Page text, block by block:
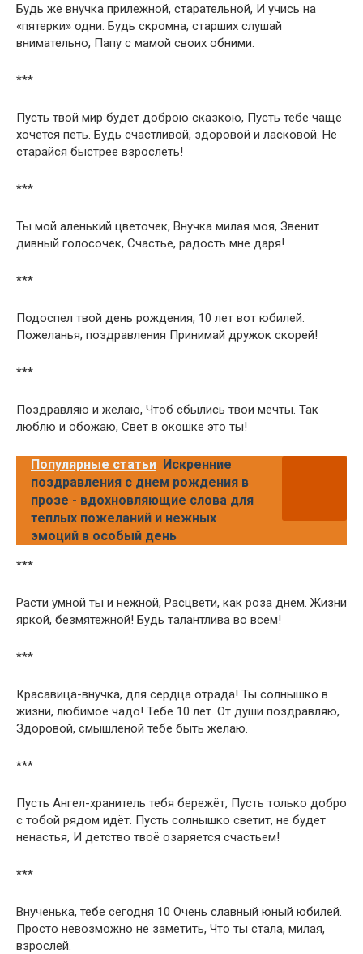
Будь же внучка прилежной, старательной, И учись на
«пятерки» одни. Будь скромна, старших слушай
внимательно, Папу с мамой своих обними.
***
Пусть твой мир будет доброю сказкою, Пусть тебе чаще
хочется петь. Будь счастливой, здоровой и ласковой. Не
старайся быстрее взрослеть!
***
Ты мой аленький цветочек, Внучка милая моя, Звенит
дивный голосочек, Счастье, радость мне даря!
***
Подоспел твой день рождения, 10 лет вот юбилей.
Пожеланья, поздравления Принимай дружок скорей!
***
Поздравляю и желаю, Чтоб сбылись твои мечты. Так
люблю и обожаю, Свет в окошке это ты!
Популярные статьи Искренние
поздравления с днем рождения в
прозе - вдохновляющие слова для
теплых пожеланий и нежных
эмоций в особый день
***
Расти умной ты и нежной, Расцвети, как роза днем. Жизни
яркой, безмятежной! Будь талантлива во всем!
***
Красавица-внучка, для сердца отрада! Ты солнышко в
жизни, любимое чадо! Тебе 10 лет. От души поздравляю,
Здоровой, смышлёной тебе быть желаю.
***
Пусть Ангел-хранитель тебя бережёт, Пусть только добро
с тобой рядом идёт. Пусть солнышко светит, не будет
ненастья, И детство твоё озаряется счастьем!
***
Внученька, тебе сегодня 10 Очень славный юный юбилей.
Просто невозможно не заметить, Что ты стала, милая,
взрослей.